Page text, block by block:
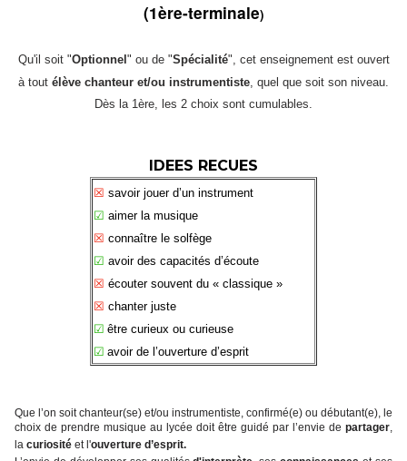
(1ère-terminale)
Qu'il soit "Optionnel" ou de "Spécialité", cet enseignement est ouvert
à tout élève chanteur et/ou instrumentiste , quel que soit son niveau.
Dès la 1ère, les 2 choix sont cumulables.
IDEES RECUES
☒ savoir jouer d’un instrument
☑ aimer la musique
☒ connaître le solfège
☑ avoir des capacités d’écoute
☒ écouter souvent du « classique »
☒ chanter juste
☑ être curieux ou curieuse
☑ avoir de l’ouverture d’esprit
Que l’on soit chanteur(se) et/ou instrumentiste, confirmé(e) ou débutant(e), le
choix de prendre musique au lycée doit être guidé par l’envie de partager
la curiosité et l'ouverture d’esprit.